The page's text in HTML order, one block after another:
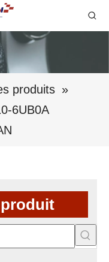
produits »
6UB0A